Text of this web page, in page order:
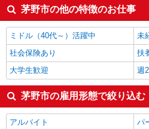
ファストフード・デリ1,379円
梱包・仕分け・ピッキング1,354円
調理・調理補助・調理師1,350円
茅野市の他の職種の平均時給を見る
茅野市の他の特徴のお仕事
ミドル（40代～）活躍中
未
社会保険あり
扶
大学生歓迎
週
茅野市の雇用形態で絞り込む
アルバイト
パ